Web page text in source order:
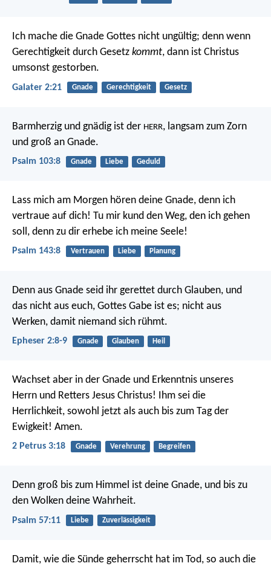
Ich mache die Gnade Gottes nicht ungültig; denn wenn
Gerechtigkeit durch Gesetz kommt, dann ist Christus
umsonst gestorben.
Galater 2:21 Gnade Gerechtigkeit Gesetz
Barmherzig und gnädig ist der HERR, langsam zum Zorn
und groß an Gnade.
Psalm 103:8 Gnade Liebe Geduld
Lass mich am Morgen hören deine Gnade, denn ich
vertraue auf dich! Tu mir kund den Weg, den ich gehen
soll, denn zu dir erhebe ich meine Seele!
Psalm 143:8 Vertrauen Liebe Planung
Denn aus Gnade seid ihr gerettet durch Glauben, und
das nicht aus euch, Gottes Gabe ist es; nicht aus
Werken, damit niemand sich rühmt.
Epheser 2:8-9 Gnade Glauben Heil
Wachset aber in der Gnade und Erkenntnis unseres
Herrn und Retters Jesus Christus! Ihm sei die
Herrlichkeit, sowohl jetzt als auch bis zum Tag der
Ewigkeit! Amen.
2 Petrus 3:18 Gnade Verehrung Begreifen
Denn groß bis zum Himmel ist deine Gnade, und bis zu
den Wolken deine Wahrheit.
Psalm 57:11 Liebe Zuverlässigkeit
Damit, wie die Sünde geherrscht hat im Tod, so auch die